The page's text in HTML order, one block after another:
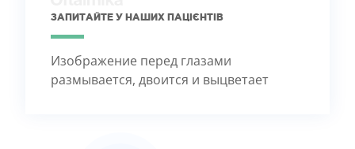
ЗАПИТАЙТЕ У НАШИХ ПАЦІЄНТІВ
Изображение перед глазами
размывается, двоится и выцветает